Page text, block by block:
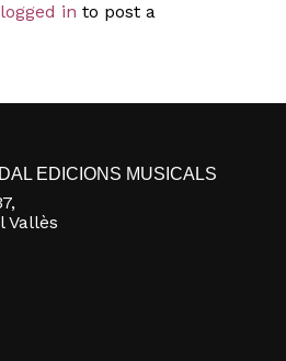
logged in to post a
EDICIONS MUSICALS
Vallès